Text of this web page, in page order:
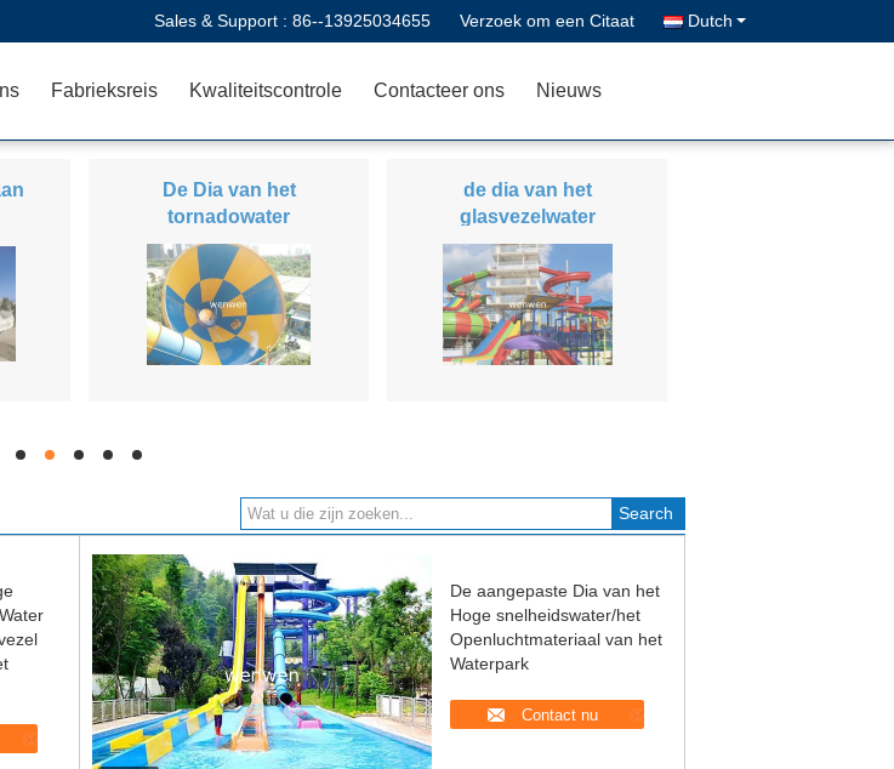
Sales & Support : 86--13925034655 Verzoek om een Citaat Dutch
Fabrieksreis Kwaliteitscontrole Contacteer ons Nieuws
De Dia van het
tornadowater
de dia van het
glasvezelwater
hd hd hd hd hd
De aangepaste Dia van het
Hoge snelheidswater/het
Openluchtmateriaal van het
Waterpark
Contact nu